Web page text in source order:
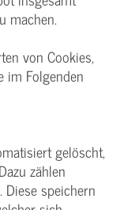
machen.
von Cookies,
im Folgenden
gelöscht,
zählen
Diese speichern